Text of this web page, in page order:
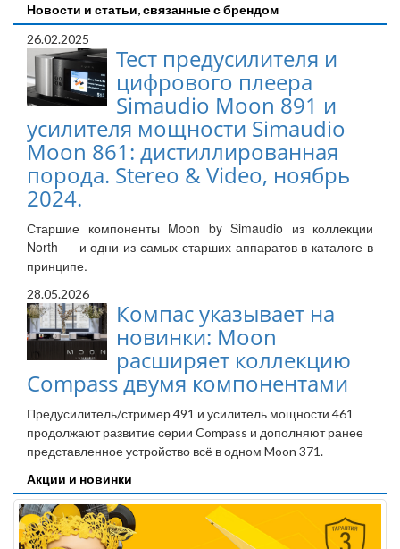
Новости и статьи, связанные с брендом
26.02.2025
Тест предусилителя и
цифрового плеера
Simaudio Moon 891 и
усилителя мощности Simaudio
Moon 861: дистиллированная
порода. Stereo & Video, ноябрь
2024.
Старшие компоненты Moon by Simaudio из коллекции
North — и одни из самых старших аппаратов в каталоге в
принципе.
28.05.2026
Компас указывает на
новинки: Moon
расширяет коллекцию
Compass двумя компонентами
Предусилитель/стример 491 и усилитель мощности 461
продолжают развитие серии Compass и дополняют ранее
представленное устройство всё в одном Moon 371.
Акции и новинки